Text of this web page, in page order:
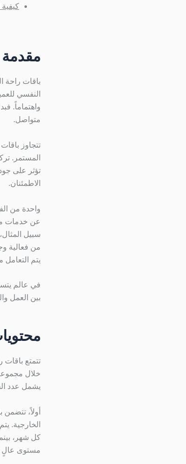
مقدمة
باقات راحة
النفسي
واهتماماً.
متواصل.
تتجاوز
المستمر.
تؤثر على
الاطمئنان.
واحدة من
عن خدمات
سبيل
من فعالية
يتم التعامل
في عالم
بين العمل
تتمتع باقات
خلال
يشمل عدد
أولاً،
الخارجية.
كل شهر،
مستوى عالٍ